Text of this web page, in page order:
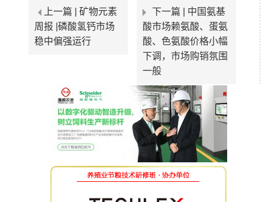
上一篇 | 矿物元素
周报 |磷酸氢钙市场
稳中偏强运行
下一篇 | 中国氨基
酸市场赖氨酸、蛋氨
酸、色氨酸价格小幅
下调，市场购销氛围
一般